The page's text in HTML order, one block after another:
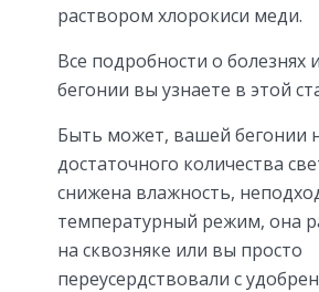
раствором хлорокиси меди.
Все подробности о болезнях
бегонии вы узнаете в этой
Быть может, вашей бегонии
достаточного количества
снижена влажность,
температурный режим, она
на сквозняке или вы просто
переусердствовали с